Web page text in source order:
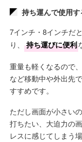
持ち運んで使用す
7インチ・8インチだ
り、
持ち運びに便利
重量も軽くなるので
など移動中や外出先
すすめです。
ただし画面が小さい
打ちたい、大迫力の
レスに感じてしまう